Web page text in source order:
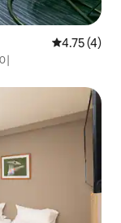
평점 4.75점
4.75 (4)